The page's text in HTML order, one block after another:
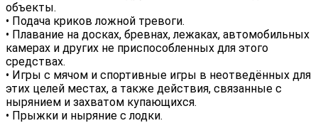
объекты.
• Подача криков ложной тревоги.
• Плавание на досках, бревнах, лежаках, автомобильных
камерах и других не приспособленных для этого
средствах.
• Игры с мячом и спортивные игры в неотведённых для
этих целей местах, а также действия, связанные с
нырянием и захватом купающихся.
• Прыжки и ныряние с лодки.